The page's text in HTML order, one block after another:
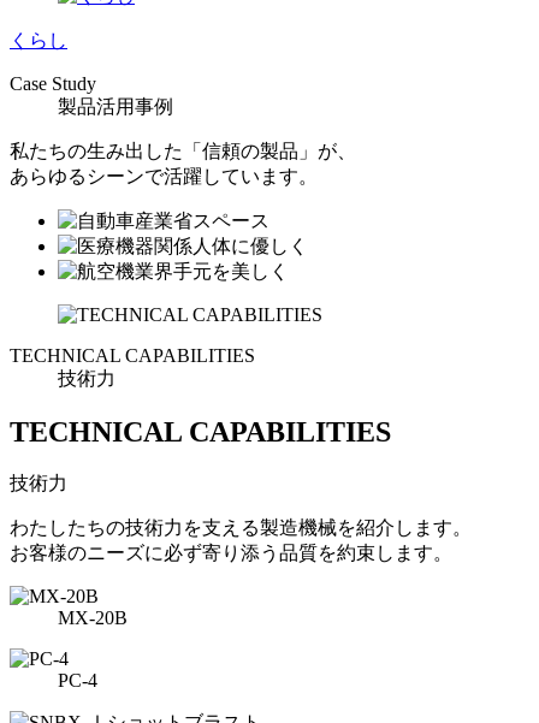
くらし
Case Study
製品活用事例
私たちの生み出した「信頼の製品」が、
あらゆるシーンで活躍しています。
TECHNICAL CAPABILITIES
技術力
TECHNICAL CAPABILITIES
技術力
わたしたちの技術力を支える製造機械を紹介します。
お客様のニーズに必ず寄り添う品質を約束します。
MX-20B
PC-4